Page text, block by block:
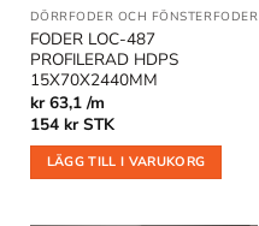
DÖRRFODER OCH FÖNSTERFODER
FODER LOC-487
PROFILERAD HDPS
15X70X2440MM
kr 63,1 /m
154 kr STK
LÄGG TILL I VARUKORG